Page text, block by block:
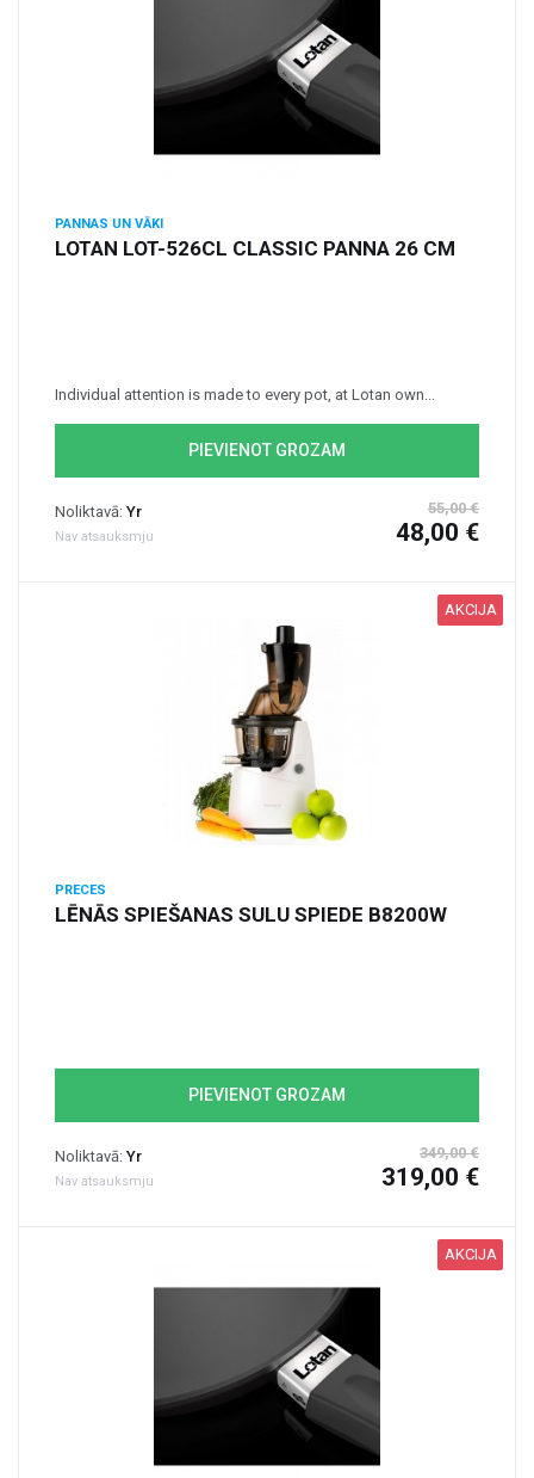
PANNAS UN VĀKI
LOTAN LOT-526CL CLASSIC PANNA 26 CM
Individual attention is made to every pot, at Lotan own...
PIEVIENOT GROZAM
Noliktavā: Yr
Nav atsauksmju
55,00 €
48,00 €
AKCIJA
PRECES
LĒNĀS SPIEŠANAS SULU SPIEDE B8200W
PIEVIENOT GROZAM
Noliktavā: Yr
Nav atsauksmju
349,00 €
319,00 €
AKCIJA